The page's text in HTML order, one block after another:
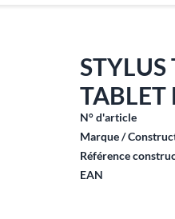
STYLUS
TABLET
N° d'article
Marque /
Référence
EAN